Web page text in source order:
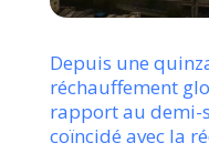
Depuis une
réchauffement
rapport au demi-
coïncidé avec la